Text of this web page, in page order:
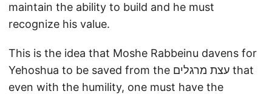
maintain the ability to build and he must
recognize his value.
This is the idea that Moshe Rabbeinu davens for
Yehoshua to be saved from the עצת מרגלים that
even with the humility, one must have the